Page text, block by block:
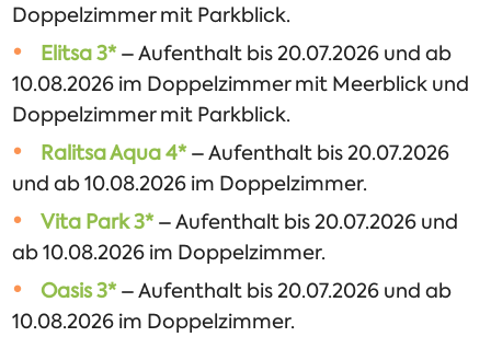
Doppelzimmer mit Parkblick.
Elitsa 3*– Aufenthalt bis 20.07.2026 und ab
10.08.2026 im Doppelzimmer mit Meerblick und
Doppelzimmer mit Parkblick.
Ralitsa Aqua 4*– Aufenthalt bis 20.07.2026
und ab 10.08.2026 im Doppelzimmer.
Vita Park 3*– Aufenthalt bis 20.07.2026 und
ab 10.08.2026 im Doppelzimmer.
Oasis 3*– Aufenthalt bis 20.07.2026 und ab
10.08.2026 im Doppelzimmer.